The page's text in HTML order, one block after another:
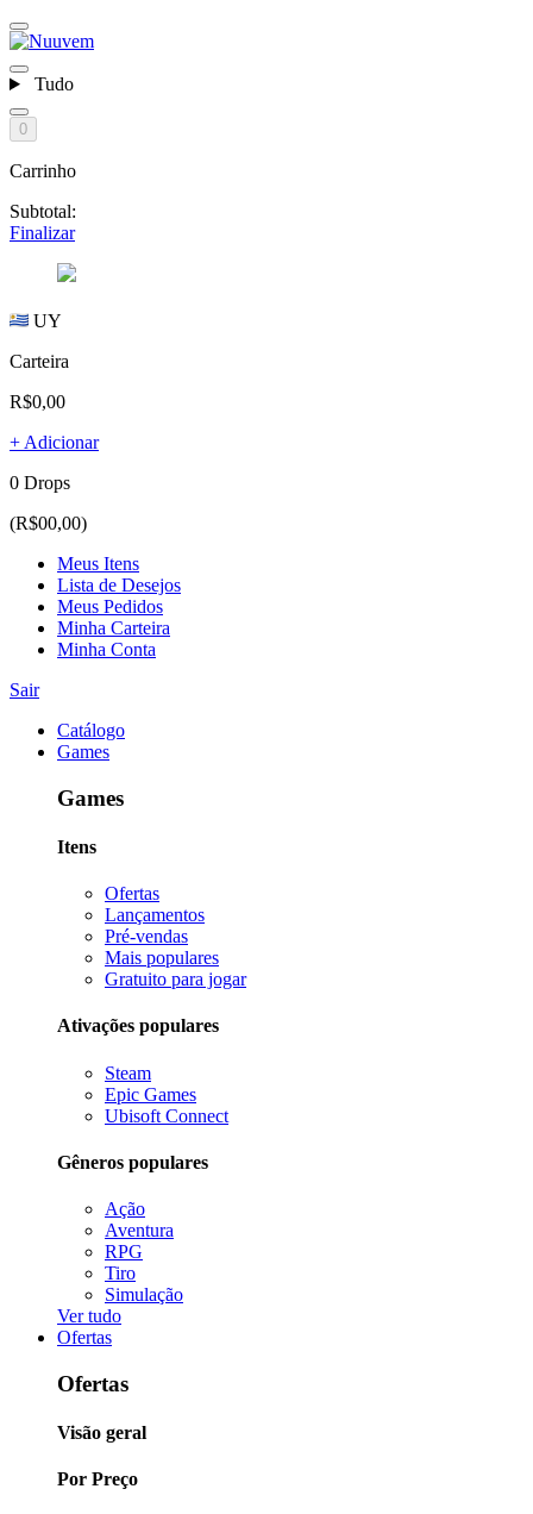
Tudo
0
Carrinho
Subtotal:
Finalizar
UY
Carteira
R$0,00
+ Adicionar
0 Drops
(R$00,00)
Meus Itens
Lista de Desejos
Meus Pedidos
Minha Carteira
Minha Conta
Sair
Catálogo
Games
Games
Itens
Ofertas
Lançamentos
Pré-vendas
Mais populares
Gratuito para jogar
Ativações populares
Steam
Epic Games
Ubisoft Connect
Gêneros populares
Ação
Aventura
RPG
Tiro
Simulação
Ver tudo
Ofertas
Ofertas
Visão geral
Por Preço